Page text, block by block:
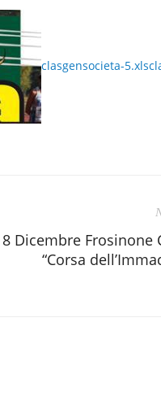
clasgensocieta-5.xls
8 Dicembre Frosinone
“Corsa